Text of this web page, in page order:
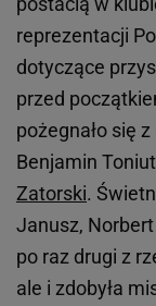
reprezentacji
dotyczące
przed
pożegnało się
Benjamin
Zatorski.
Janusz,
po raz drugi z
ale i zdobyła